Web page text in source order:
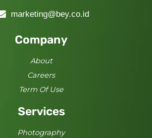
marketing@bey.co.id
Company
About
Careers
Term Of Use
Services
Photography